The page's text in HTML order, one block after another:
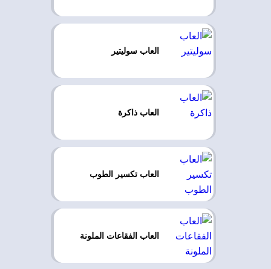
العاب سوليتير
العاب ذاكرة
العاب تكسير الطوب
العاب الفقاعات الملونة